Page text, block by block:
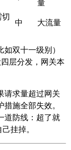
中 大流量
双十一级别）
层分发，网关本
求量超过网关
施全部失效。
道防线：超了就
挂掉。